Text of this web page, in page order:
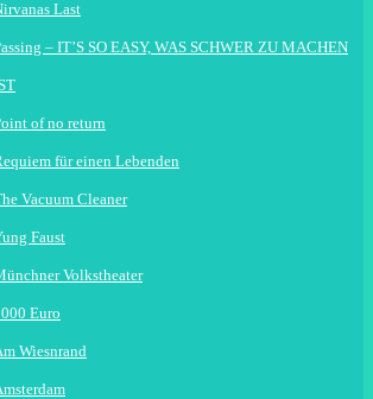
Last
– IT’S SO EASY, WAS SCHWER ZU MACHEN
of no return
für einen Lebenden
Vacuum Cleaner
Faust
Volkstheater
Euro
Wiesnrand